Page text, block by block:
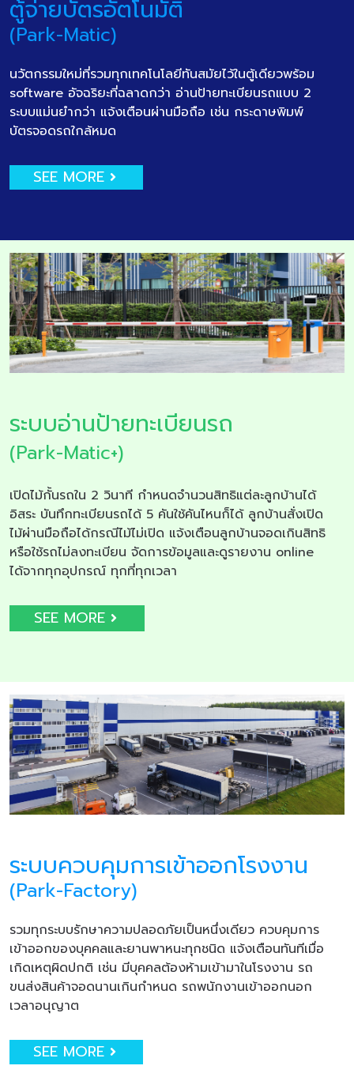
ตู้จ่ายบัตรอัตโนมัติ
(Park-Matic)
นวัตกรรมใหม่ที่รวมทุกเทคโนโลยีทันสมัยไว้ในตู้เดียวพร้อม
software อัจฉริยะที่ฉลาดกว่า อ่านป้ายทะเบียนรถแบบ 2
ระบบแม่นยำกว่า แจ้งเตือนผ่านมือถือ เช่น กระดาษพิมพ์
บัตรจอดรถใกล้หมด
SEE MORE
ระบบอ่านป้ายทะเบียนรถ
(Park-Matic+)
เปิดไม้กั้นรถใน 2 วินาที กำหนดจำนวนสิทธิแต่ละลูกบ้านได้
อิสระ บันทึกทะเบียนรถได้ 5 คันใช้คันไหนก็ได้ ลูกบ้านสั่งเปิด
ไม้ผ่านมือถือได้กรณีไม้ไม่เปิด แจ้งเตือนลูกบ้านจอดเกินสิทธิ
หรือใช้รถไม่ลงทะเบียน จัดการข้อมูลและดูรายงาน online
ได้จากทุกอุปกรณ์ ทุกที่ทุกเวลา
SEE MORE
ระบบควบคุมการเข้าออกโรงงาน
(Park-Factory)
รวมทุกระบบรักษาความปลอดภัยเป็นหนึ่งเดียว ควบคุมการ
เข้าออกของบุคคลและยานพาหนะทุกชนิด แจ้งเตือนทันทีเมื่อ
เกิดเหตุผิดปกติ เช่น มีบุคคลต้องห้ามเข้ามาในโรงงาน รถ
ขนส่งสินค้าจอดนานเกินกำหนด รถพนักงานเข้าออกนอก
เวลาอนุญาต
SEE MORE